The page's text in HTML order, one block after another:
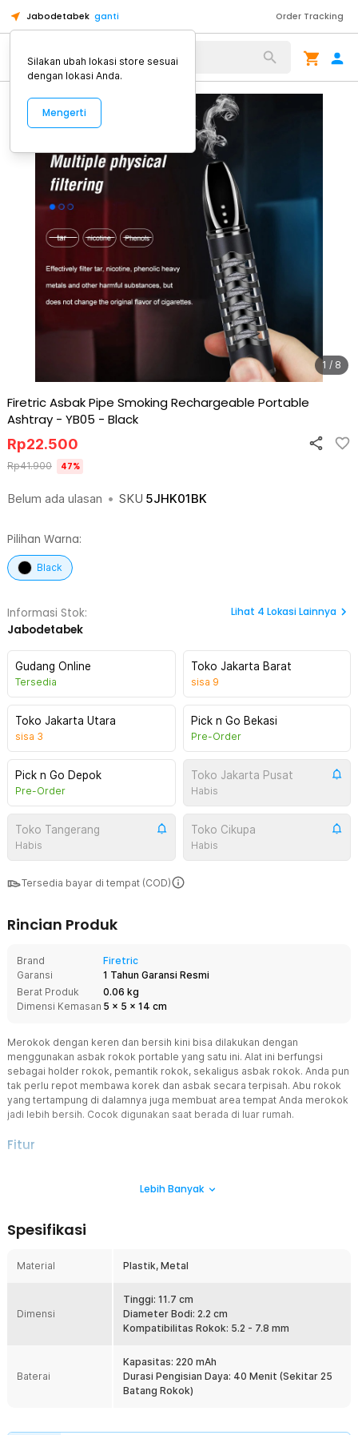
Jabodetabek ganti Order Tracking
Alat Kopi
1 / 8
Firetric Asbak Pipe Smoking Rechargeable Portable
Ashtray - YB05 - Black
Belum ada ulasan • SKU 5JHK01BK
Rp22.500
Rp41.900 47%
Pilihan Warna:
Black
Informasi Stok:
Jabodetabek
Lihat 4 Lokasi Lainnya
Gudang Online
Tersedia
Toko Jakarta Barat
sisa 9
Toko Jakarta Utara
sisa 3
Pick n Go Bekasi
Pre-Order
Pick n Go Depok
Pre-Order
Toko Jakarta Pusat
Habis
Toko Tangerang
Habis
Toko Cikupa
Habis
Tersedia bayar di tempat (COD)
Rincian Produk
Brand
Firetric
Garansi
1 Tahun Garansi Resmi
Berat Produk
0.06 kg
Dimensi Kemasan 5 x 5 x 14 cm
Merokok dengan keren dan bersih kini bisa dilakukan dengan
menggunakan asbak rokok portable yang satu ini. Alat ini berfungsi
sebagai holder rokok, pemantik rokok, sekaligus asbak rokok. Anda pun
tak perlu repot membawa korek dan asbak secara terpisah. Abu rokok
yang tertampung di dalamnya juga membuat area tempat Anda merokok
jadi lebih bersih. Cocok digunakan saat berada di luar rumah.
Fitur
Selain mencemari lingkungan dan mengotori pakaian, membuang
rokok guna menghindari membuang abu rokok sembarangan.
Sering kehilangan korek saat dibutuhkan? Tidak perlu pusing lagi
pemantik dan tempat merokok. Anda bisa memasukkan rokok ke
dalamnya, nyalakan pemantik dengan sebuah tombol, lalu nikmati
rokok kesukaan Anda.
Karena digunakan sebagai tempat merokok, sudah pasti asbak
rokok portable ini dirancang dengan bentuk yang ringkas. Anda
bisa memegangnya dengan jari layaknya rokok. Membawanya saat
Lebih Banyak
Spesifikasi
Material Plastik, Metal
Dimensi
Tinggi: 11.7 cm
Diameter Bodi: 2.2 cm
Kompatibilitas Rokok: 5.2 - 7.8 mm
Baterai
Kapasitas: 220 mAh
Durasi Pengisian Daya: 40 Menit (Sekitar 25
Batang Rokok)
Silakan ubah lokasi store sesuai
dengan lokasi Anda.
Mengerti